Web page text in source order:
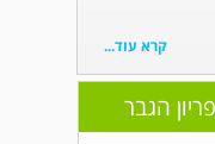
קרא עוד...
הגבר